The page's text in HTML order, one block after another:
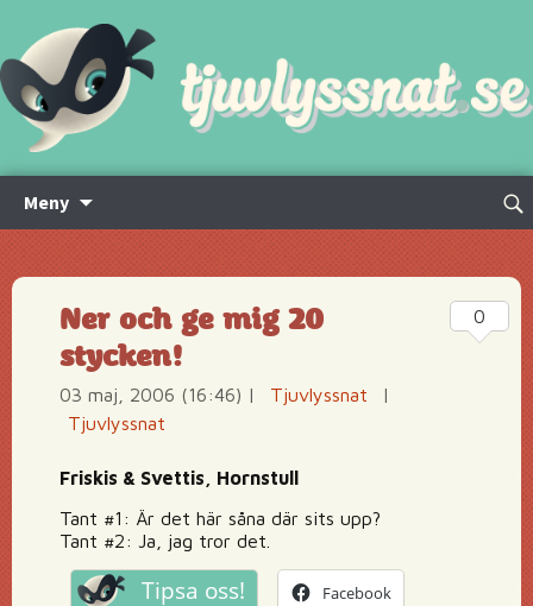
Meny
innehåll
Sök
Ner och ge mig 20
stycken!
03 maj, 2006 (16:46) | Tjuvlyssnat
|
Tjuvlyssnat
Friskis & Svettis, Hornstull
Tant #1: Är det här såna där sits upp?
Tant #2: Ja, jag tror det.
Tipsa oss! Facebook
0